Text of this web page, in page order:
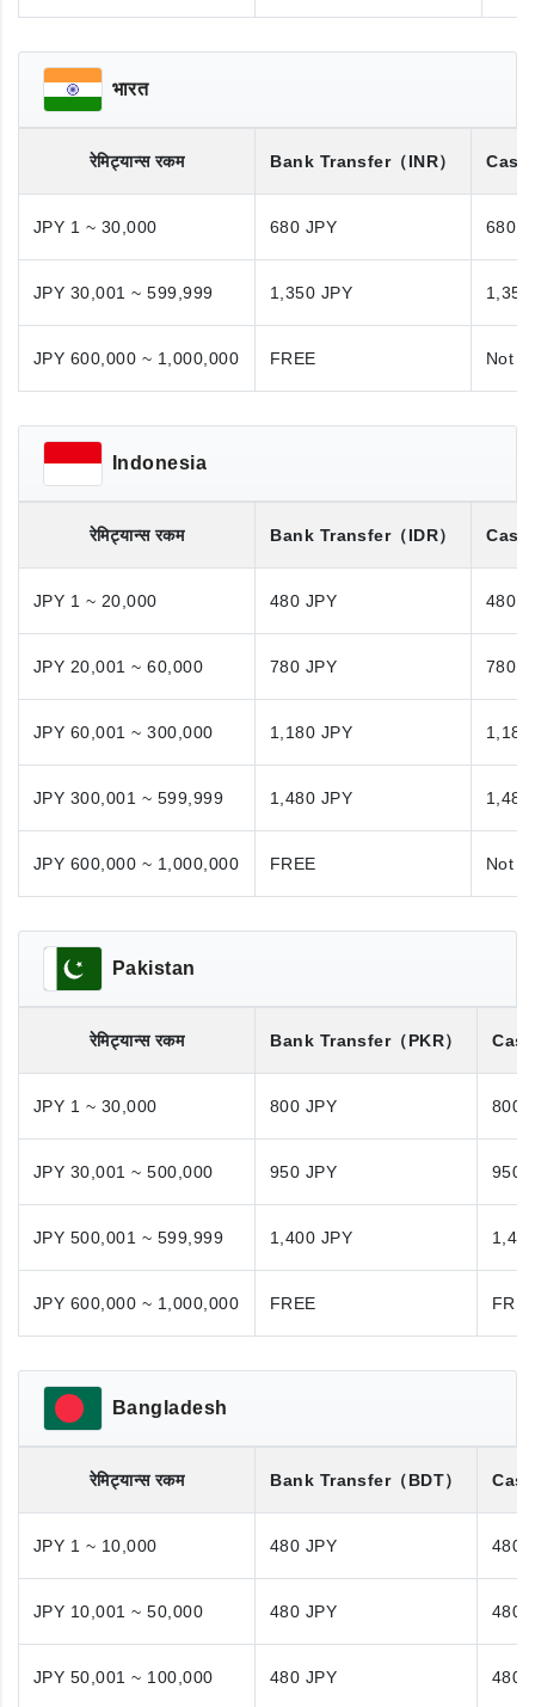
भारत
रेमिट्यान्स रकम Bank Transfer（INR）
JPY 1 ~ 30,000 680 JPY 680
JPY 30,001 ~ 599,999 1,350 JPY
JPY 600,000 ~ 1,000,000 FREE Not
Indonesia
रेमिट्यान्स रकम Bank Transfer（IDR）
JPY 1 ~ 20,000 480 JPY 480
JPY 20,001 ~ 60,000 780 JPY 780
JPY 60,001 ~ 300,000 1,180 JPY
JPY 300,001 ~ 599,999 1,480 JPY
JPY 600,000 ~ 1,000,000 FREE Not
Pakistan
रेमिट्यान्स रकम Bank Transfer（PKR）
JPY 1 ~ 30,000 800 JPY 800
JPY 30,001 ~ 500,000 950 JPY 950
JPY 500,001 ~ 599,999 1,400 JPY
JPY 600,000 ~ 1,000,000 FREE
Bangladesh
रेमिट्यान्स रकम Bank Transfer（BDT）
JPY 1 ~ 10,000 480 JPY 480
JPY 10,001 ~ 50,000 480 JPY 480
JPY 50,001 ~ 100,000 480 JPY 480